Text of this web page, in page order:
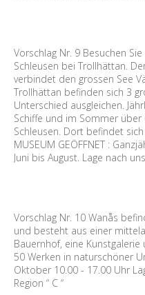
Vorschlag Nr. 9 Besuchen
Schleusen bei Trollhättan.
verbindet den grossen See
Trollhättan befinden sich 3
Unterschied ausgleichen.
Schiffe und im Sommer
Schleusen. Dort befindet
MUSEUM GEÖFFNET :
Juni bis August. Lage nach
Vorschlag Nr. 10 Wanås
und besteht aus einer
Bauernhof, eine
50 Werken in naturschöner
Oktober 10.00 - 17.00 Uhr
Region “ C “